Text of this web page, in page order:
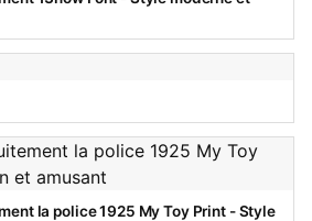
la police 1925 My Toy Print - Style